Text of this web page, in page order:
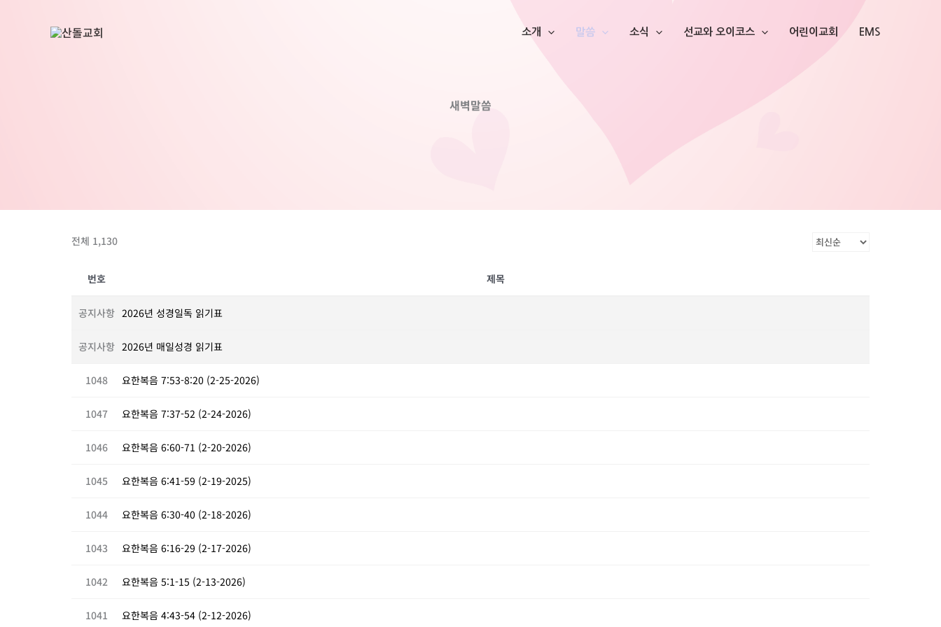
소개 말씀 소식 선교와 오이코스 어린이교회 EMS
새벽말씀
전체 1,130
번호 제목
공지사항 2026년 성경일독 읽기표
공지사항 2026년 매일성경 읽기표
1048 요한복음 7:53-8:20 (2-25-2026)
1047 요한복음 7:37-52 (2-24-2026)
1046 요한복음 6:60-71 (2-20-2026)
1045 요한복음 6:41-59 (2-19-2025)
1044 요한복음 6:30-40 (2-18-2026)
1043 요한복음 6:16-29 (2-17-2026)
1042 요한복음 5:1-15 (2-13-2026)
1041 요한복음 4:43-54 (2-12-2026)